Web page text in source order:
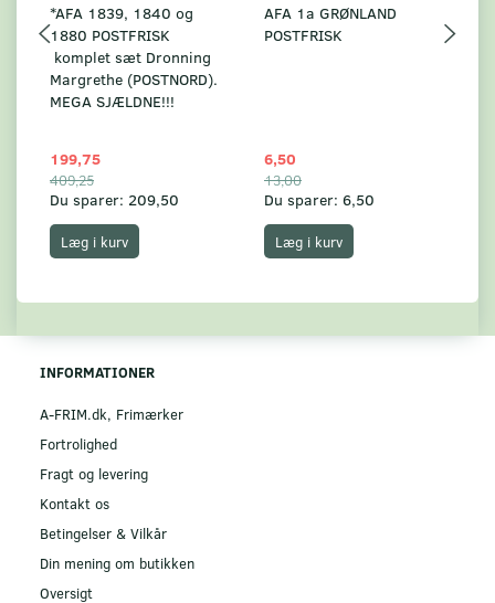
*AFA 1839, 1840 og
1880 POSTFRISK
komplet sæt Dronning
Margrethe (POSTNORD).
MEGA SJÆLDNE!!!
199,75
409,25
Du sparer: 209,50
Læg i kurv
AFA 1a GRØNLAND
POSTFRISK
6,50
13,00
Du sparer: 6,50
Læg i kurv
INFORMATIONER
A-FRIM.dk, Frimærker
Fortrolighed
Fragt og levering
Kontakt os
Betingelser & Vilkår
Din mening om butikken
Oversigt